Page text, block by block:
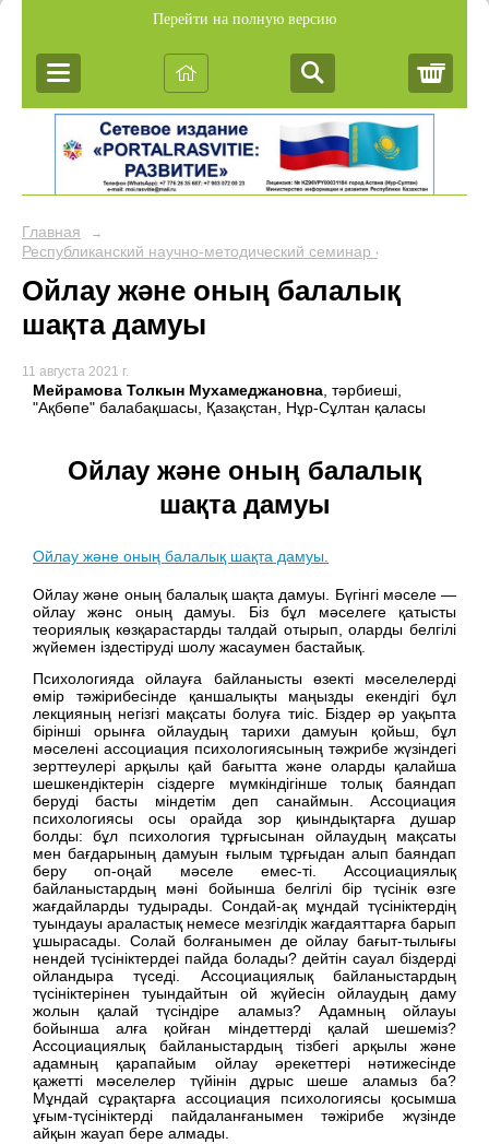
Перейти на полную версию
Главная →
Республиканский научно-методический семинар «Обобщение
Ойлау және оның балалық
шақта дамуы
11 августа 2021 г.
Мейрамова Толкын Мухамеджановна, тәрбиеші,
"Ақбөпе" балабақшасы, Қазақстан, Нұр-Сұлтан қаласы
Ойлау және оның балалық
шақта дамуы
Ойлау және оның балалық шақта дамуы.
Ойлау және оның балалық шақта дамуы. Бүгінгі мәселе —
ойлау жәнс оның дамуы. Біз бұл мәселеге қатысты
теориялық көзқарастарды талдай отырып, оларды белгілі
жүйемен іздестіруді шолу жасаумен бастайық.
Психологияда ойлауға байланысты өзекті мәселелерді
өмір тәжірибесінде қаншалықты маңызды екендігі бұл
лекцияның негізгі мақсаты болуға тиіс. Біздер әр уақьпта
бірінші орынға ойлаудың тарихи дамуын қойьш, бұл
мәселені ассоциация психологиясының тәжрибе жүзіндегі
зерттеулері арқылы қай бағытта және оларды қалайша
шешкендіктерін сіздерге мүмкіндігінше толық баяндап
беруді басты міндетім деп санаймын. Ассоциация
психологиясы осы орайда зор қиындықтарға душар
болды: бұл психология тұрғысынан ойлаудың мақсаты
мен бағдарының дамуын ғылым тұрғыдан алып баяндап
беру оп-оңай мәселе емес-ті. Ассоциациялық
байланыстардың мәні бойынша белгілі бір түсінік өзге
жағдайларды тудырады. Сондай-ақ мұндай түсініктердің
туындауы араластық немесе мезгілдік жағдаяттарға барып
ұшырасады. Солай болғанымен де ойлау бағыт-тылығы
нендей түсініктердеі пайда болады? дейтін сауал біздерді
ойландыра түседі. Ассоциациялық байланыстардың
түсініктерінен туындайтын ой жүйесін ойлаудың даму
жолын қалай түсіндіре аламыз? Адамның ойлауы
бойынша алға қойған міндеттерді қалай шешеміз?
Ассоциациялық байланыстардың тізбегі арқылы және
адамның қарапайым ойлау әрекеттері нәтижесінде
қажетті мәселелер түйінін дұрыс шеше аламыз ба?
Мұндай сұрақтарға ассоциация психологиясы қосымша
ұғым-түсініктерді пайдаланғанымен тәжірибе жүзінде
айқын жауап бере алмады.